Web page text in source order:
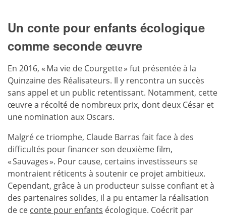
Un conte pour enfants écologique
comme seconde œuvre
En 2016, « Ma vie de Courgette » fut présentée à la
Quinzaine des Réalisateurs. Il y rencontra un succès
sans appel et un public retentissant. Notamment, cette
œuvre a récolté de nombreux prix, dont deux César et
une nomination aux Oscars.
Malgré ce triomphe, Claude Barras fait face à des
difficultés pour financer son deuxième film,
« Sauvages ». Pour cause, certains investisseurs se
montraient réticents à soutenir ce projet ambitieux.
Cependant, grâce à un producteur suisse confiant et à
des partenaires solides, il a pu entamer la réalisation
de ce conte pour enfants écologique. Coécrit par